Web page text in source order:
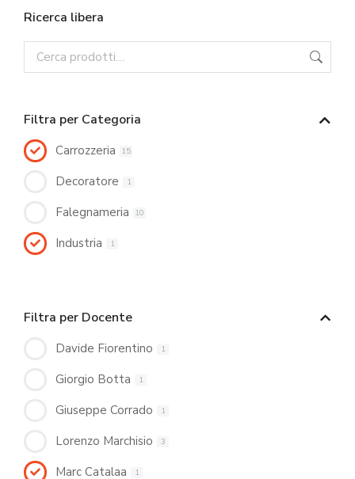
Ricerca libera
Filtra per Categoria
Carrozzeria 15
Decoratore 1
Falegnameria 10
Industria 1
Filtra per Docente
Davide Fiorentino 1
Giorgio Botta 1
Giuseppe Corrado 1
Lorenzo Marchisio 3
Marc Catalaa 1